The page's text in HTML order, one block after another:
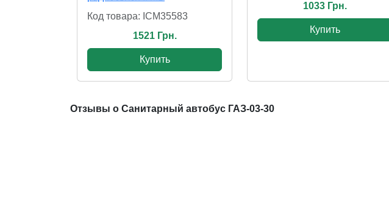
Код товара: ICM35583
1521 Грн.
Купить
1033 Грн.
Купить
Отзывы о Санитарный автобус ГАЗ-03-30